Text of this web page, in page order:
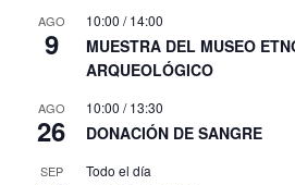
AGO
9
10:00 /14:00
MUESTRA DEL MUSEO
ARQUEOLÓGICO
AGO
26
10:00 /13:30
DONACIÓN DE SANGRE
SEP Todo el día